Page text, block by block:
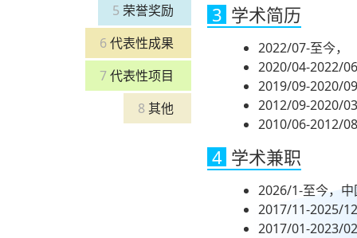
5 荣誉奖励
6代表性成果
7代表性项目
8 其他
3 学术简历
2022/07-至今
2020/04-2022/
2019/09-2020/
2012/09-2020/
2010/06-2012/
4 学术兼职
2026/1-至今，
2017/11-2025/
2017/01-2023/